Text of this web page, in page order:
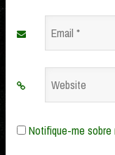
Email
Website
Notifique-me